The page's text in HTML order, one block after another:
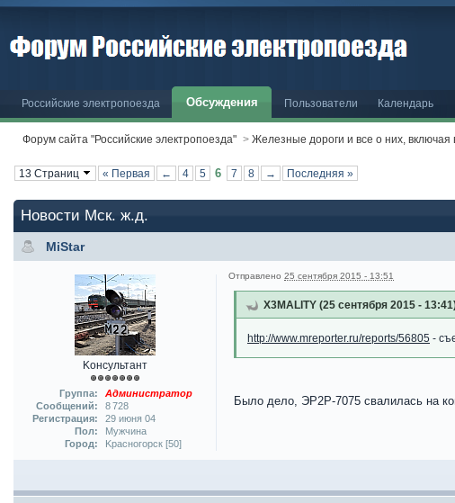
Российские электропоезда Обсуждения Пользователи Календарь
Форум сайта "Российские электропоезда" > Железные дороги и все о них, включая
13 Страниц « Первая ← 4 5 6 7 8 → Последняя »
Новости Мск. ж.д.
MiStar
Kонсультант
Группа:
Администратор
Сообщений:
8 728
Регистрация:
29 июня 04
Пол:
Мужчина
Город:
Kрасногорск [50]
Отправлено 25 сентября 2015 - 13:51
X3MALITY (25 сентября 2015 -
http://www.mreporter.ru/reports/56805 -
Было дело, ЭР2Р-7075 свалилась на